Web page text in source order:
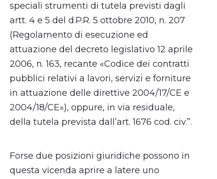
speciali strumenti di tutela previsti dagli
artt. 4 e 5 del d.P.R. 5 ottobre 2010, n. 207
(Regolamento di esecuzione ed
attuazione del decreto legislativo 12 aprile
2006, n. 163, recante «Codice dei contratti
pubblici relativi a lavori, servizi e forniture
in attuazione delle direttive 2004/17/CE e
2004/18/CE»), oppure, in via residuale,
della tutela prevista dall’art. 1676 cod. civ.”.
Forse due posizioni giuridiche possono in
questa vicenda aprire a latere uno